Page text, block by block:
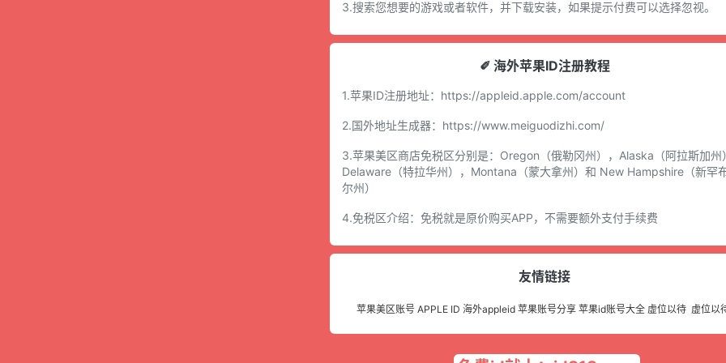
3.搜索您想要的游戏或者软件，并下载安装，如果提示付费可以选择忽视。
✐ 海外苹果ID注册教程
1.苹果ID注册地址： https://appleid.apple.com/account
2.国外地址生成器： https://www.meiguodizhi.com/
3.苹果美区商店免税区分别是：Oregon（俄勒冈州），Alaska（阿拉斯加州
Delaware（特拉华州），Montana（蒙大拿州）和 New Hampshire（新罕
尔州）
4.免税区介绍：免税就是原价购买APP，不需要额外支付手续费
友情链接
苹果美区账号 APPLE ID 海外appleid 苹果账号分享 苹果id账号大全 虚位以待 虚位以